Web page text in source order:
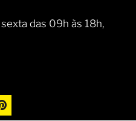
das 09h às 18h,